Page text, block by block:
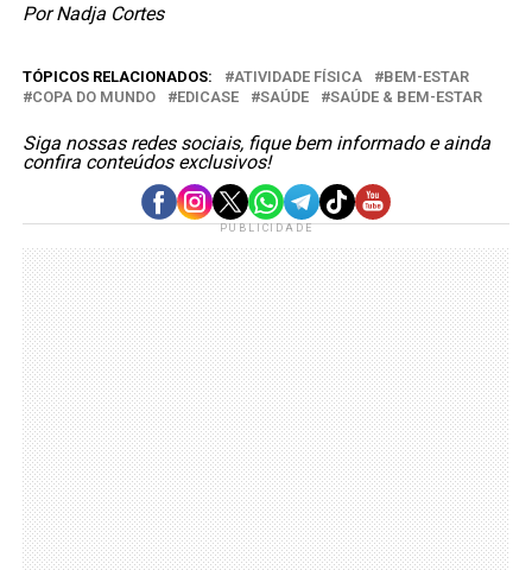
Por Nadja Cortes
TÓPICOS RELACIONADOS: ATIVIDADE FÍSICA
BEM-ESTAR
COPA DO MUNDO
EDICASE SAÚDE SAÚDE & BEM-ESTAR
Siga nossas redes sociais, fique bem informado e ainda
confira conteúdos exclusivos!
PUBLICIDADE